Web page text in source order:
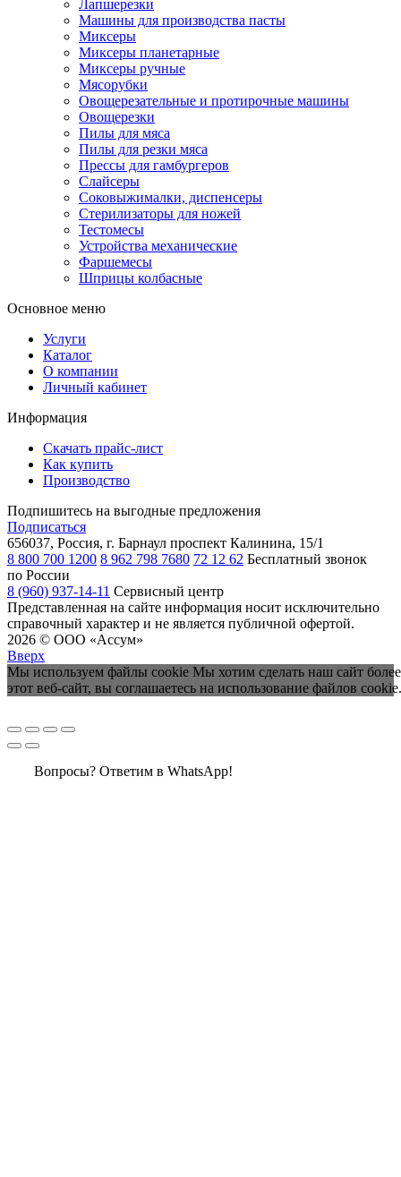
Лапшерезки
Машины для производства пасты
Миксеры
Миксеры планетарные
Миксеры ручные
Мясорубки
Овощерезательные и протирочные машины
Овощерезки
Пилы для мяса
Пилы для резки мяса
Прессы для гамбургеров
Слайсеры
Соковыжималки, диспенсеры
Стерилизаторы для ножей
Тестомесы
Устройства механические
Фаршемесы
Шприцы колбасные
Основное меню
Услуги
Каталог
О компании
Личный кабинет
Информация
Скачать прайс-лист
Как купить
Производство
Подпишитесь на выгодные предложения
Подписаться
656037, Россия, г. Барнаул проспект Калинина, 15/1
8 800 700 1200 8 962 798 7680 72 12 62 Бесплатный звонок
по России
8 (960) 937-14-11 Сервисный центр
Представленная на сайте информация носит исключительно
справочный характер и не является публичной офертой.
2026 © ООО «Ассум»
Вверх
Мы используем файлы cookie Мы хотим сделать наш сайт
этот веб-сайт, вы соглашаетесь на использование файлов cookie.
Вопросы? Ответим в WhatsApp!